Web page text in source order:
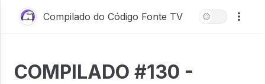
Compilado do Código Fonte TV
COMPILADO #130 -